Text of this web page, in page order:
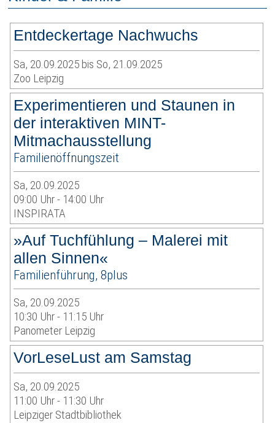
Entdeckertage Nachwuchs
Sa, 20.09.2025 bis So, 21.09.2025
Zoo Leipzig
Experimentieren und Staunen in
der interaktiven MINT-
Mitmachausstellung
Familienöffnungszeit
Sa, 20.09.2025
09:00 Uhr - 14:00 Uhr
INSPIRATA
»Auf Tuchfühlung – Malerei mit
allen Sinnen«
Familienführung, 8plus
Sa, 20.09.2025
10:30 Uhr - 11:15 Uhr
Panometer Leipzig
VorLeseLust am Samstag
Sa, 20.09.2025
11:00 Uhr - 11:30 Uhr
Leipziger Stadtbibliothek